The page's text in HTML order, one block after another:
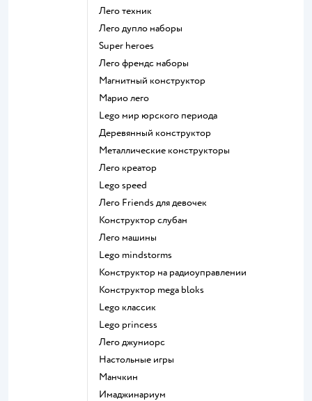
Лего техник
Лего дупло наборы
Super heroes
Лего френдс наборы
Магнитный конструктор
Марио лего
Lego мир юрского периода
Деревянный конструктор
Металлические конструкторы
Лего креатор
Lego speed
Лего Friends для девочек
Конструктор слубан
Лего машины
Lego mindstorms
Конструктор на радиоуправлении
Конструктор mega bloks
Lego классик
Lego princess
Лего джуниорс
Настольные игры
Манчкин
Имаджинариум